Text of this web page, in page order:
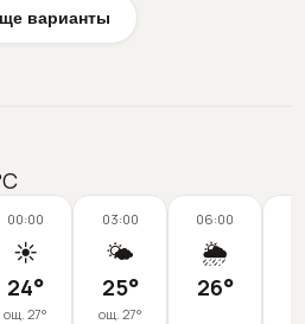
варианты
00:00
☀️
24°
ощ. 27°
03:00
🌤️
25°
ощ. 27°
06:00
🌦️
26°